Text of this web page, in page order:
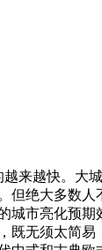
来越快。大
绝大多数
城市亮化预
无须太简